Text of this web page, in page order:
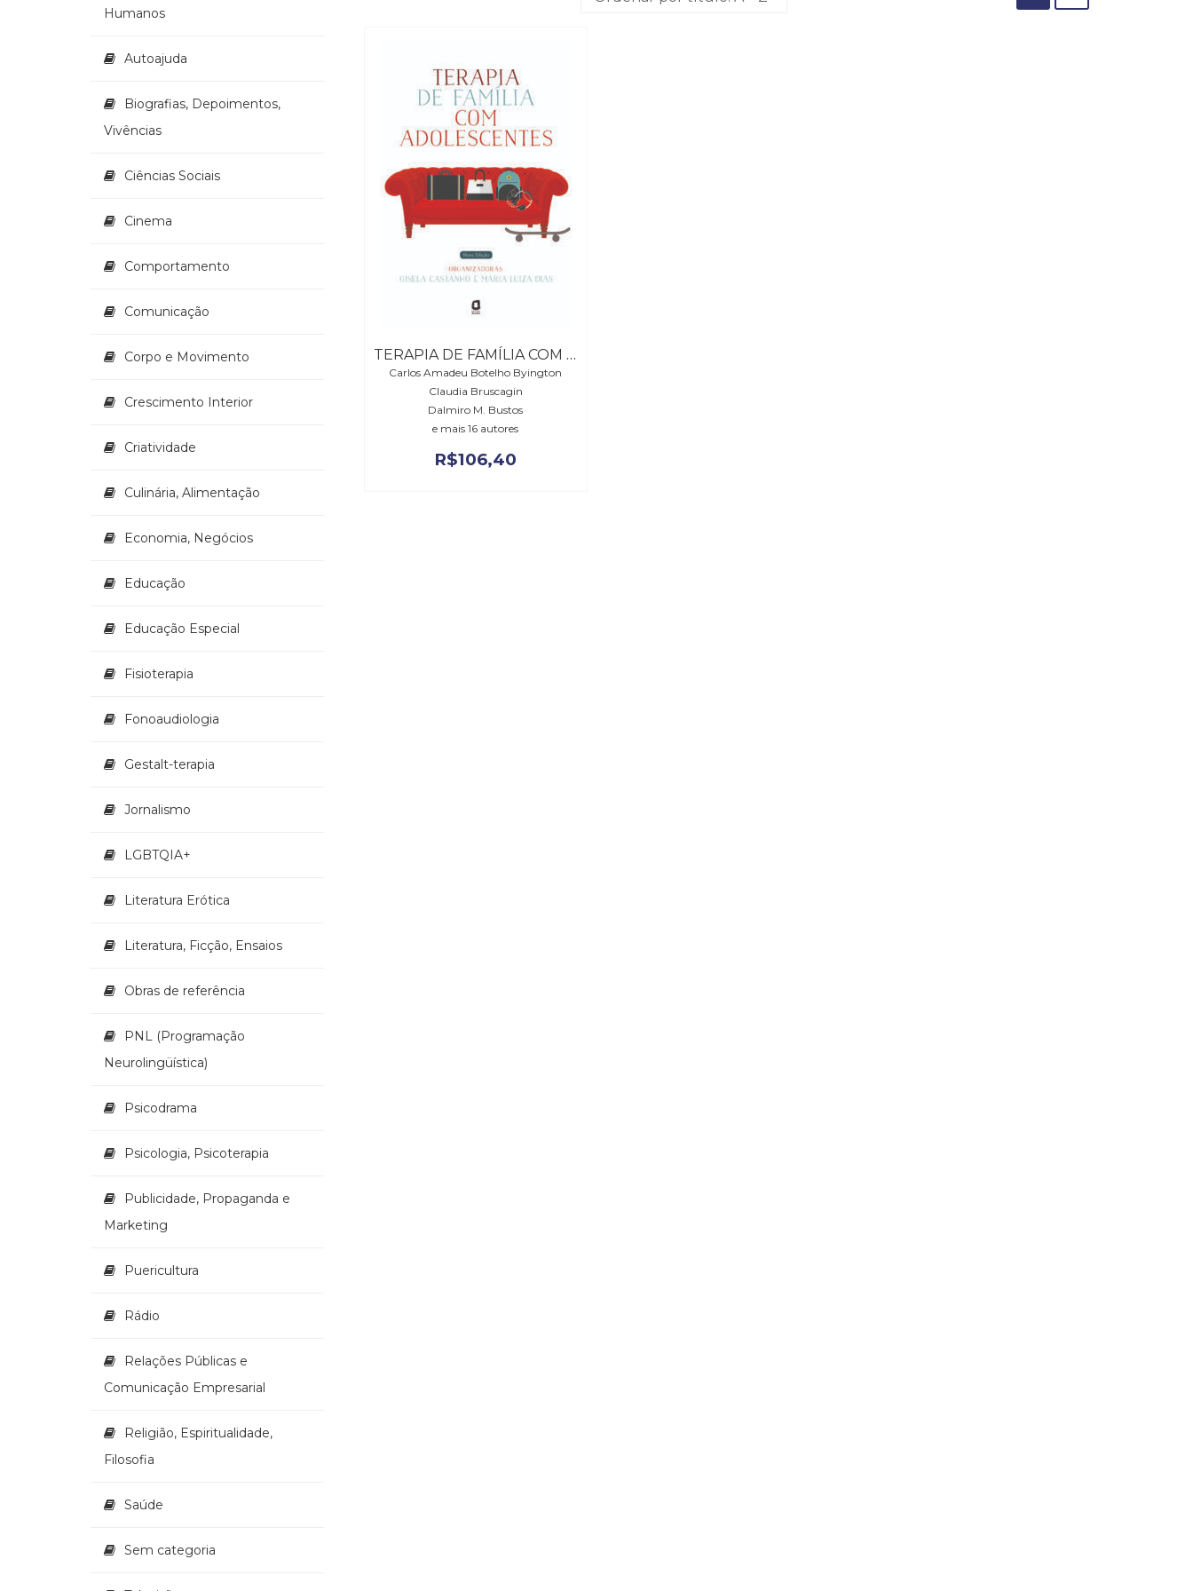
TERAPIA DE FAMÍLIA COM ADOLESCENTES
Carlos Amadeu Botelho Byington
Claudia Bruscagin
Dalmiro M. Bustos
e mais 16 autores
R$106,40
Humanos
Autoajuda
Biografias, Depoimentos,
Vivências
Ciências Sociais
Cinema
Comportamento
Comunicação
Corpo e Movimento
Crescimento Interior
Criatividade
Culinária, Alimentação
Economia, Negócios
Educação
Educação Especial
Fisioterapia
Fonoaudiologia
Gestalt-terapia
Jornalismo
LGBTQIA+
Literatura Erótica
Literatura, Ficção, Ensaios
Obras de referência
PNL (Programação
Neurolingüística)
Psicodrama
Psicologia, Psicoterapia
Publicidade, Propaganda e
Marketing
Puericultura
Rádio
Relações Públicas e
Comunicação Empresarial
Religião, Espiritualidade,
Filosofia
Saúde
Sem categoria